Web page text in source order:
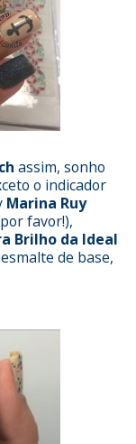
assim, sonho
o indicador
Marina Ruy
favor!),
Brilho da Ideal
de base,